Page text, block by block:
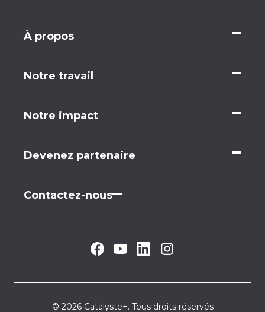
À propos
Notre travail
Notre impact
Devenez partenaire
Contactez-nous
© 2026 Catalyste+. Tous droits réservés